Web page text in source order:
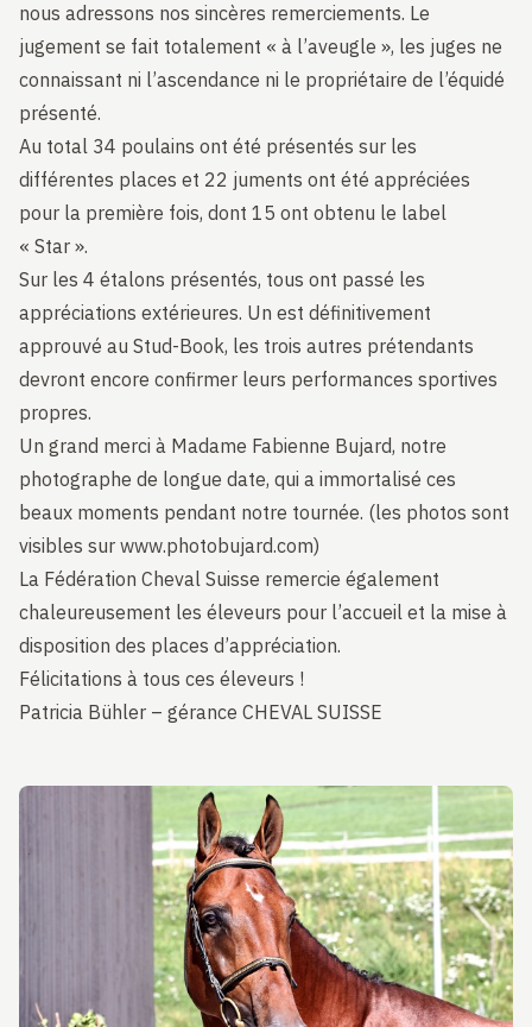
nous adressons nos sincères remerciements. Le
jugement se fait totalement « à l’aveugle », les juges ne
connaissant ni l’ascendance ni le propriétaire de l’équidé
présenté.
Au total 34 poulains ont été présentés sur les
différentes places et 22 juments ont été appréciées
pour la première fois, dont 15 ont obtenu le label
« Star ».
Sur les 4 étalons présentés, tous ont passé les
appréciations extérieures. Un est définitivement
approuvé au Stud-Book, les trois autres prétendants
devront encore confirmer leurs performances sportives
propres.
Un grand merci à Madame Fabienne Bujard, notre
photographe de longue date, qui a immortalisé ces
beaux moments pendant notre tournée. (les photos sont
visibles sur www.photobujard.com)
La Fédération Cheval Suisse remercie également
chaleureusement les éleveurs pour l’accueil et la mise à
disposition des places d’appréciation.
Félicitations à tous ces éleveurs !
Patricia Bühler – gérance CHEVAL SUISSE